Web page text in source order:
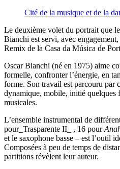
Cité de la musique et de la
Le deuxième volet du portrait que
Bianchi est servi, avec
Remix de la Casa da Música de
Oscar Bianchi (né en 1975) aime
formelle, confronter l’énergie, en
forme. Son travail est parcouru par
dynamique, mobile, initié quelques
musicales.
L’ensemble instrumental de
pour_Trasparente II_ , 16 pour
et le saxophone basse – est l’outil
Composées à peu de temps de
partitions révèlent leur auteur.